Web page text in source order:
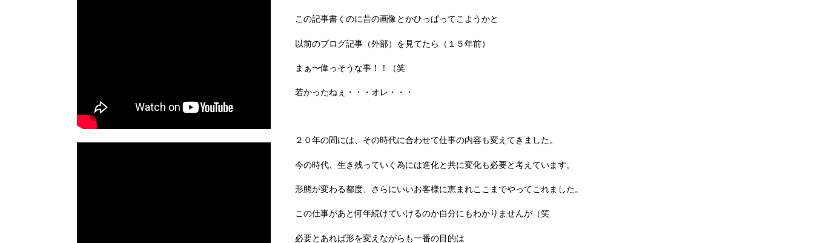
この記事書くのに昔の画像とかひっぱってこようかと
以前のブログ記事（外部）を見てたら（１５年前）
まぁ〜偉っそうな事！！（笑
若かったねぇ・・・オレ・・・
２０年の間には、その時代に合わせて仕事の内容も変えてきました。
今の時代、生き残っていく為には進化と共に変化も必要と考えています。
形態が変わる都度、さらにいいお客様に恵まれここまでやってこれました。
この仕事があと何年続けていけるのか自分にもわかりませんが（笑
必要とあれば形を変えながらも一番の目的は